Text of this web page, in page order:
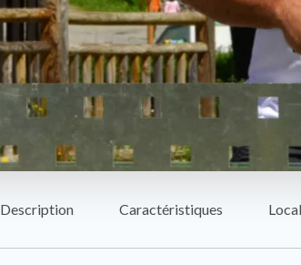
Description Caractéristiques